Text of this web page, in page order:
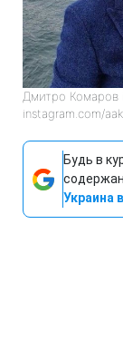
Дмитро Комаров
instagram.com/
Будь в
Украина